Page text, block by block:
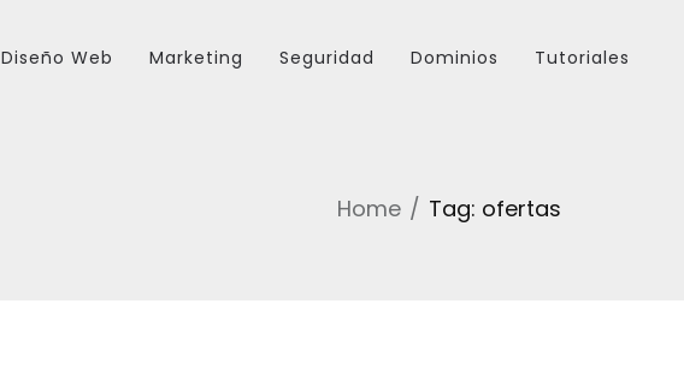
Diseño Web Marketing Seguridad Dominios Tutoriales
Home Tag: ofertas